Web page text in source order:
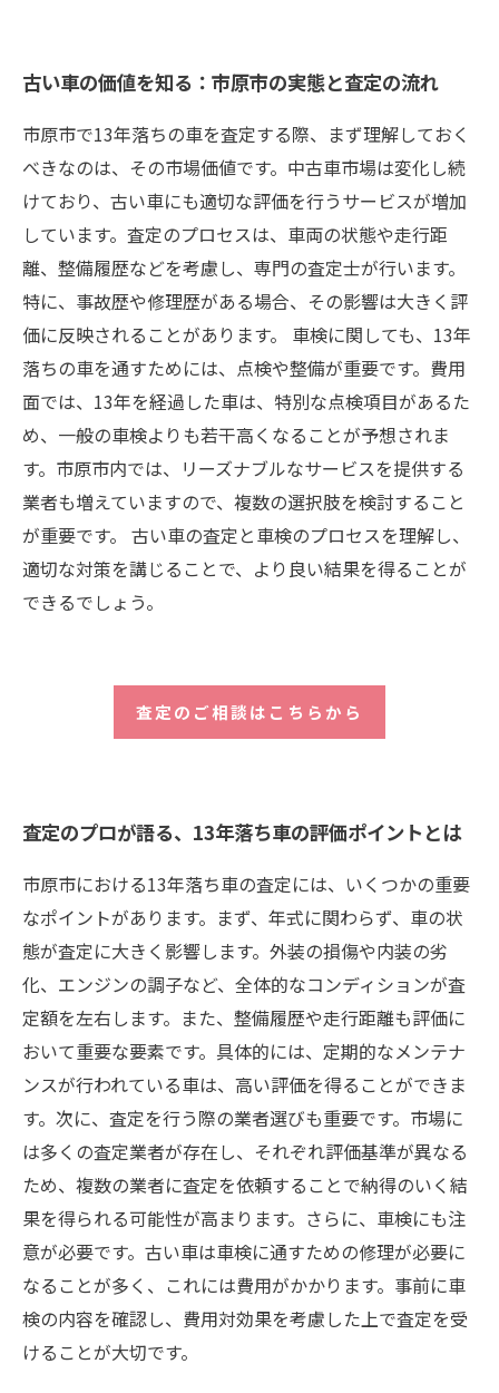
古い車の価値を知る：市原市の実態と査定の流れ
市原市で13年落ちの車を査定する際、まず理解しておく
べきなのは、その市場価値です。中古車市場は変化し続
けており、古い車にも適切な評価を行うサービスが増加
しています。査定のプロセスは、車両の状態や走行距
離、整備履歴などを考慮し、専門の査定士が行います。
特に、事故歴や修理歴がある場合、その影響は大きく評
価に反映されることがあります。 車検に関しても、13年
落ちの車を通すためには、点検や整備が重要です。費用
面では、13年を経過した車は、特別な点検項目があるた
め、一般の車検よりも若干高くなることが予想されま
す。市原市内では、リーズナブルなサービスを提供する
業者も増えていますので、複数の選択肢を検討すること
が重要です。 古い車の査定と車検のプロセスを理解し、
適切な対策を講じることで、より良い結果を得ることが
できるでしょう。
査定のご相談はこちらから
査定のプロが語る、13年落ち車の評価ポイントとは
市原市における13年落ち車の査定には、いくつかの重要
なポイントがあります。まず、年式に関わらず、車の状
態が査定に大きく影響します。外装の損傷や内装の劣
化、エンジンの調子など、全体的なコンディションが査
定額を左右します。また、整備履歴や走行距離も評価に
おいて重要な要素です。具体的には、定期的なメンテナ
ンスが行われている車は、高い評価を得ることができま
す。次に、査定を行う際の業者選びも重要です。市場に
は多くの査定業者が存在し、それぞれ評価基準が異なる
ため、複数の業者に査定を依頼することで納得のいく結
果を得られる可能性が高まります。さらに、車検にも注
意が必要です。古い車は車検に通すための修理が必要に
なることが多く、これには費用がかかります。事前に車
検の内容を確認し、費用対効果を考慮した上で査定を受
けることが大切です。